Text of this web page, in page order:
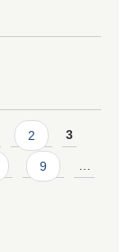
2 3
9 …